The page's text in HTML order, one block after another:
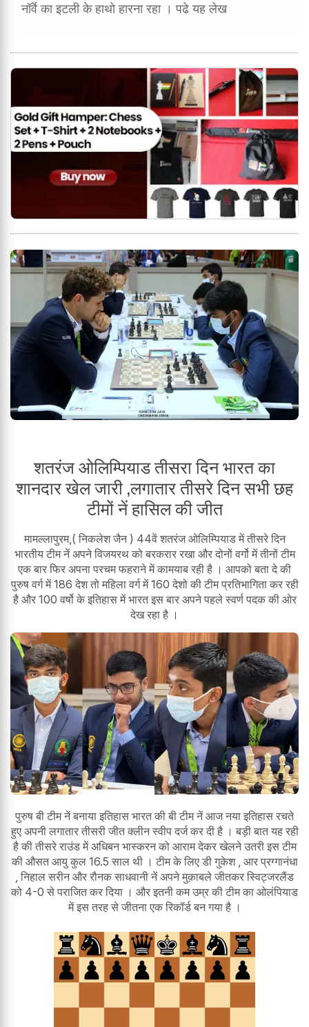
नॉर्वे का इटली के हाथो हारना रहा । पढे यह लेख
शतरंज ओलिम्पियाड तीसरा दिन भारत का
शानदार खेल जारी ,लगातार तीसरे दिन सभी छह
टीमों नें हासिल की जीत
मामल्लापुरम,( निकलेश जैन ) 44वें शतरंज ओलिम्पियाड में तीसरे दिन
भारतीय टीम नें अपने विजयरथ को बरकरार रखा और दोनों वर्गो में तीनों टीम
एक बार फिर अपना परचम फहराने में कामयाब रही है । आपको बता दे की
पुरुष वर्ग में 186 देश तो महिला वर्ग में 160 देशो की टीम प्रतिभागिता कर रही
है और 100 वर्षो के इतिहास में भारत इस बार अपने पहले स्वर्ण पदक की ओर
देख रहा है ।
पुरुष बी टीम नें बनाया इतिहास भारत की बी टीम नें आज नया इतिहास रचते
हुए अपनी लगातार तीसरी जीत क्लीन स्वीप दर्ज कर दी है । बड़ी बात यह रही
है की तीसरे राउंड में अधिबन भास्करन को आराम देकर खेलने उतरी इस टीम
की औसत आयु कुल 16.5 साल थी । टीम के लिए डी गुकेश , आर प्रग्गानंधा
, निहाल सरीन और रौनक साधवानी नें अपने मुक़ाबले जीतकर स्विट्जरलैंड
को 4-0 से पराजित कर दिया । और इतनी कम उम्र की टीम का ओलंपियाड
में इस तरह से जीतना एक रिकॉर्ड बन गया है ।